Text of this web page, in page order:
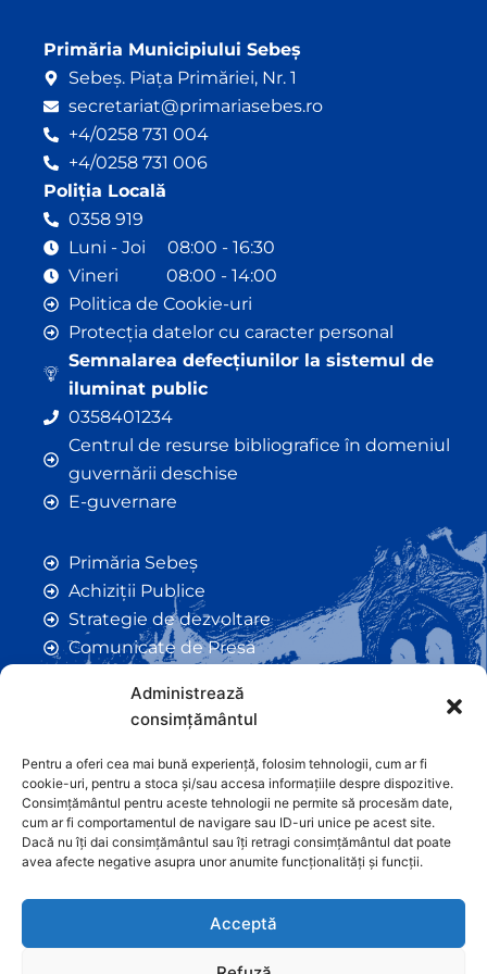
Administrează
consimțământul
Pentru a oferi cea mai bună experiență, folosim tehnologii, cum ar fi
cookie-uri, pentru a stoca și/sau accesa informațiile despre dispozitive.
Consimțământul pentru aceste tehnologii ne permite să procesăm date,
cum ar fi comportamentul de navigare sau ID-uri unice pe acest site.
Dacă nu îți dai consimțământul sau îți retragi consimțământul dat poate
avea afecte negative asupra unor anumite funcționalități și funcții.
Acceptă
Primăria Municipiului Sebeș
Sebeș. Piața Primăriei, Nr. 1
secretariat@primariasebes.ro
+4/0258 731 004
+4/0258 731 006
Poliția Locală
0358 919
Luni - Joi 08:00 - 16:30
Vineri 08:00 - 14:00
Politica de Cookie-uri
Protecția datelor cu caracter personal
Semnalarea defecțiunilor la sistemul de
iluminat public
0358401234
Centrul de resurse bibliografice în domeniul
guvernării deschise
E-guvernare
Primăria Sebeș
Achiziții Publice
Strategie de dezvoltare
Comunicate de Presă
Anunțuri
Hotarâri de Consiliu
Certificate de Urbanism
Autorizații de Construcții
Orașe Înfrățite
Contact